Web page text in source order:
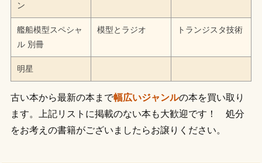
ン
艦船模型スペシャ
ル 別冊
模型とラジオ トランジスタ技術
明星
古い本から最新の本まで幅広いジャンルの本を買い取り
ます。上記リストに掲載のない本も大歓迎です！ 処分
をお考えの書籍がございましたらお譲りください。